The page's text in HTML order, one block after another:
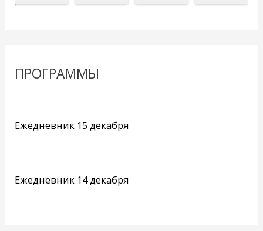
ПРОГРАММЫ
Ежедневник 15 декабря
Ежедневник 14 декабря